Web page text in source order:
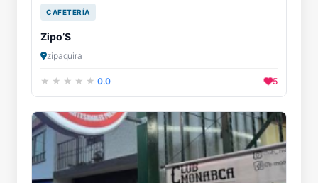
CAFETERÍA
Zipo’S
zipaquira
0.0 5